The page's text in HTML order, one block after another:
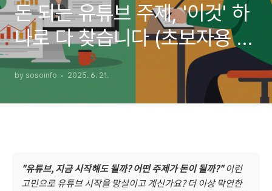
돈 되는 유튜브 주제, '이것' 하
나로 다 찾습니다 (초보자용 벤
치마킹 가이드)
by sosoinfo 2025. 6. 21.
"유튜브, 지금 시작해도 될까? 어떤 주제가 돈이 될까?"이런
고민으로 유튜브 시작을 망설이고 계신가요? 더 이상 막연한